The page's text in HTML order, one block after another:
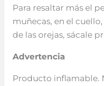
Para resaltar más el
muñecas, en el
de las orejas, sácale
Advertencia
Producto inflamable.